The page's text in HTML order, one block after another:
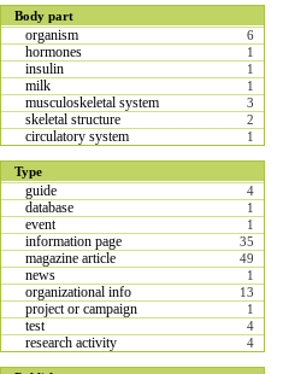
Body part
organism 6
hormones 1
insulin 1
milk 1
musculoskeletal system 3
skeletal structure 2
circulatory system 1
Type
guide 4
database 1
event 1
information page 35
magazine article 49
news 1
organizational info 13
project or campaign 1
test 4
research activity 4